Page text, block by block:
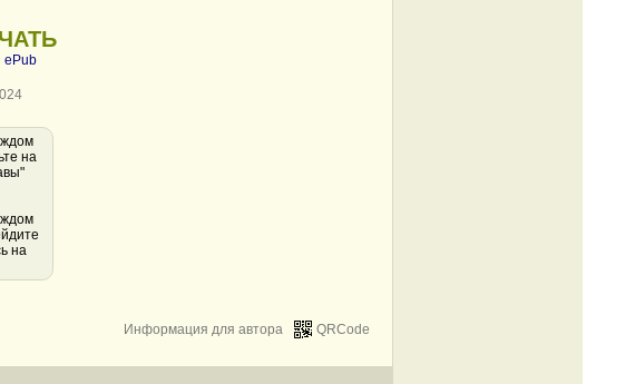
ePub
на
на
QRCode
Информация для автора